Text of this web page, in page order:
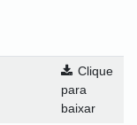
Clique
para
baixar